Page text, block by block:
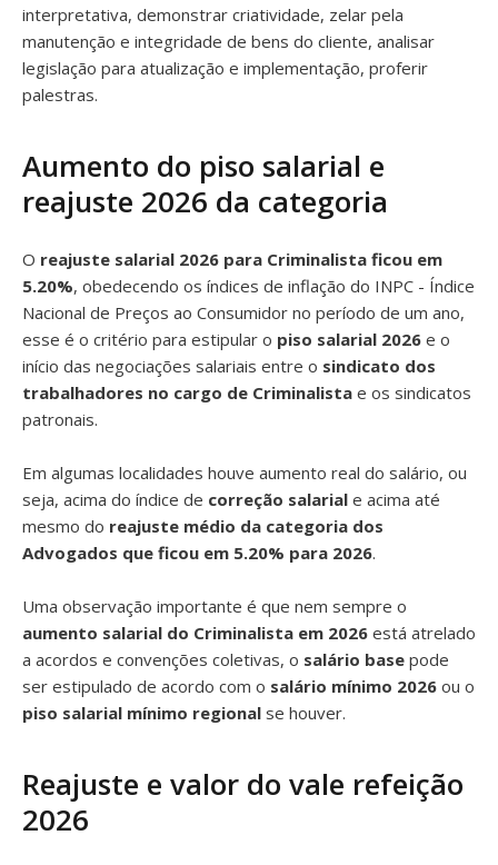
interpretativa, demonstrar criatividade, zelar pela
manutenção e integridade de bens do cliente, analisar
legislação para atualização e implementação, proferir
palestras.
Aumento do piso salarial e
reajuste 2026 da categoria
O reajuste salarial 2026 para Criminalista ficou em
5.20%, obedecendo os índices de inflação do INPC - Índice
Nacional de Preços ao Consumidor no período de um ano,
esse é o critério para estipular o piso salarial 2026 e o
início das negociações salariais entre o sindicato dos
trabalhadores no cargo de Criminalista e os sindicatos
patronais.
Em algumas localidades houve aumento real do salário, ou
seja, acima do índice de correção salarial e acima até
mesmo do reajuste médio da categoria dos
Advogados que ficou em 5.20% para 2026.
Uma observação importante é que nem sempre o
aumento salarial do Criminalista em 2026 está atrelado
a acordos e convenções coletivas, o salário base pode
ser estipulado de acordo com o salário mínimo 2026 ou o
piso salarial mínimo regional se houver.
Reajuste e valor do vale refeição
2026